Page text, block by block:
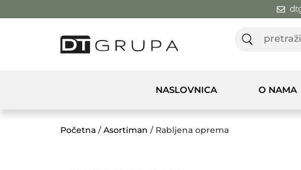
NASLOVNICA O NAMA
Početna /Asortiman / Rabljena oprema